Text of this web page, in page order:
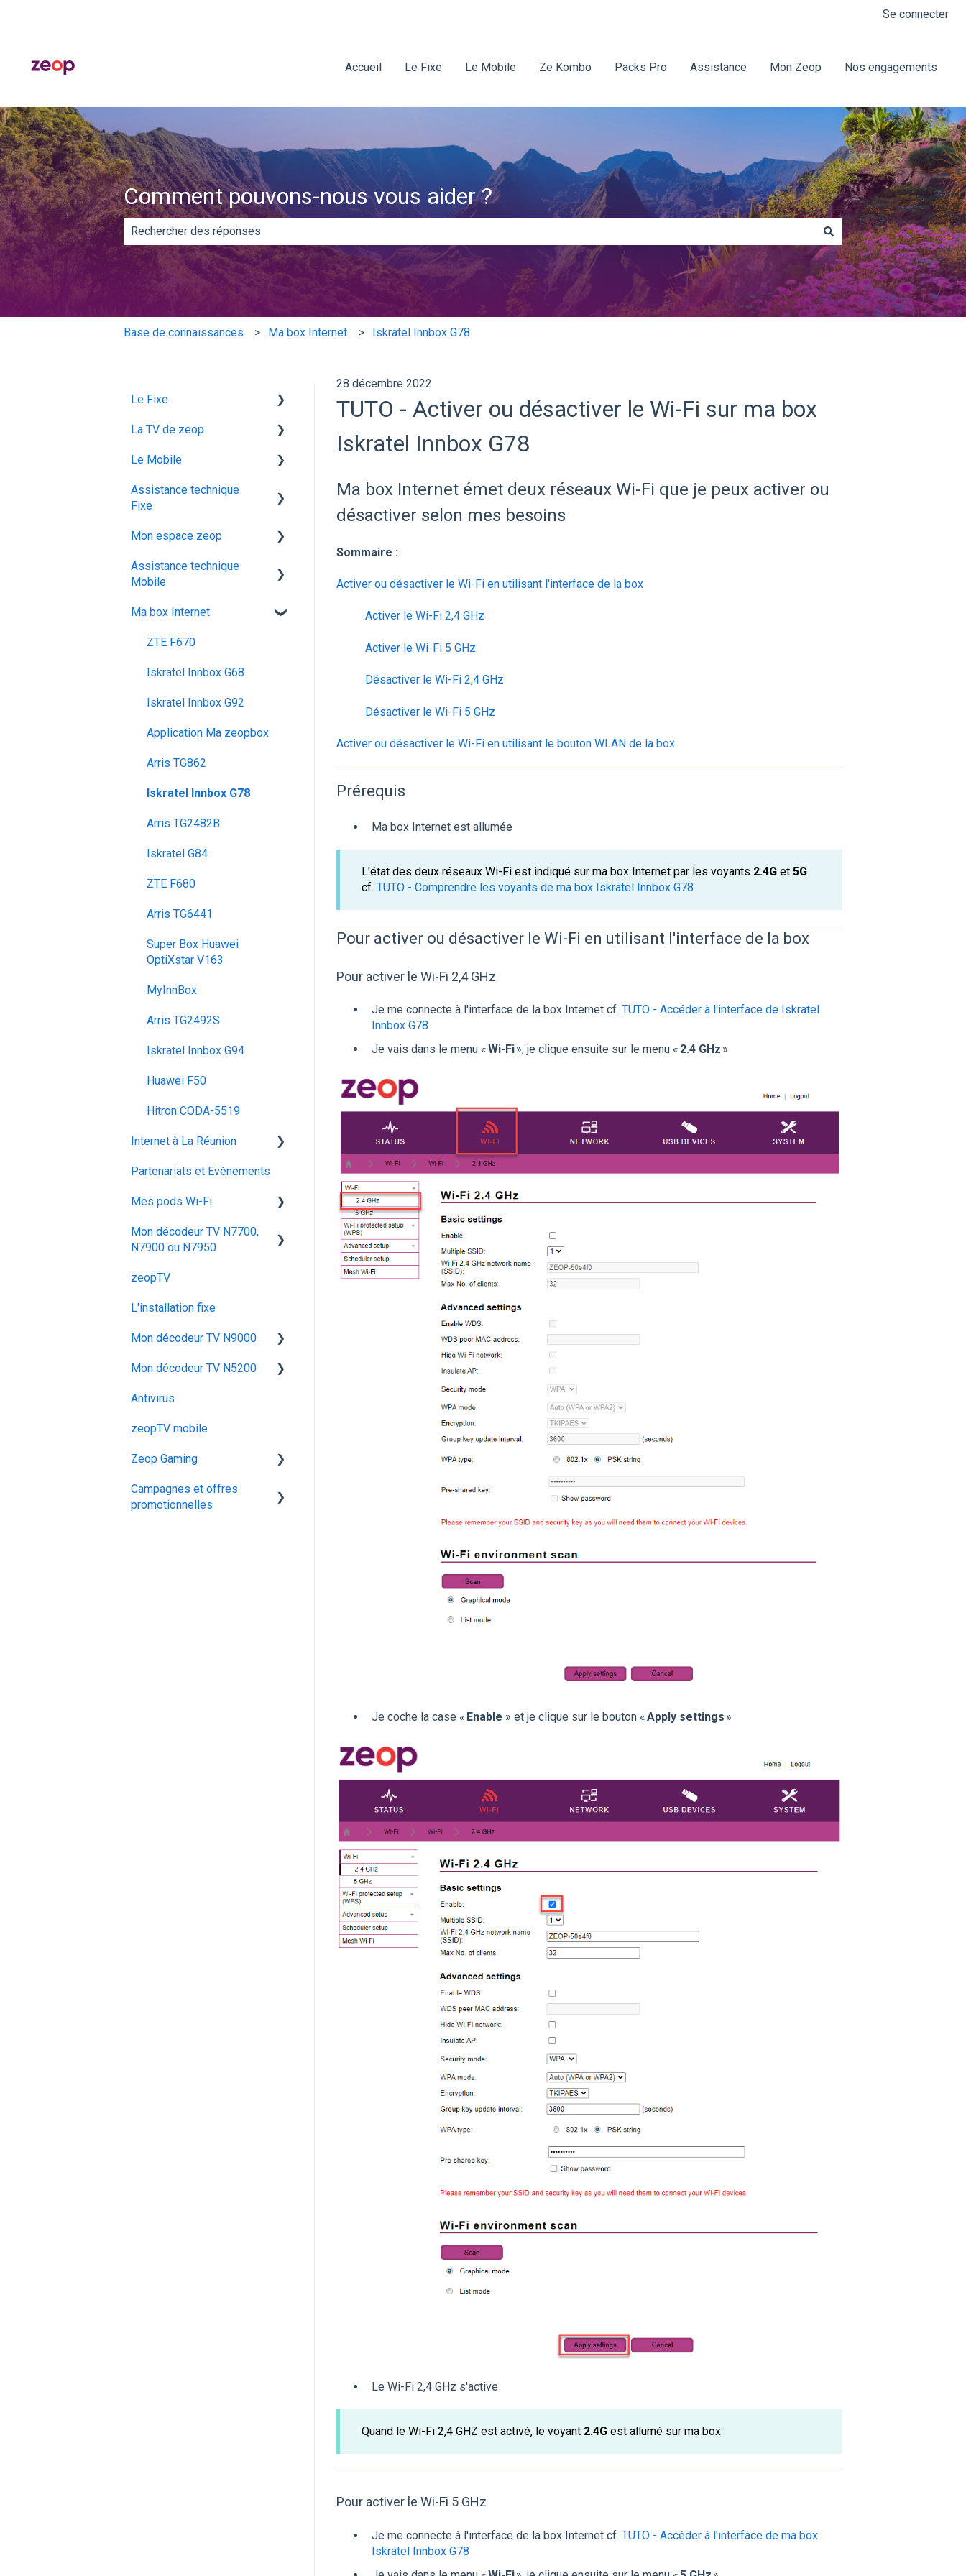
Se connecter
Accueil Le Fixe Le Mobile Ze Kombo Packs Pro Assistance Mon Zeop Nos engagements
Comment pouvons-nous vous aider ?
Il n'y a aucune suggestion car le champ de recherche est vide.
Base de connaissances Ma box Internet Iskratel Innbox G78
28 décembre 2022
TUTO - Activer ou désactiver le Wi-Fi sur ma box
Iskratel Innbox G78
Ma box Internet émet deux réseaux Wi-Fi que je peux activer ou
désactiver selon mes besoins
Sommaire :
Activer ou désactiver le Wi-Fi en utilisant l'interface de la box
Activer le Wi-Fi 2,4 GHz
Activer le Wi-Fi 5 GHz
Désactiver le Wi-Fi 2,4 GHz
Désactiver le Wi-Fi 5 GHz
Activer ou désactiver le Wi-Fi en utilisant le bouton WLAN de la box
Prérequis
Ma box Internet est allumée
L'état des deux réseaux Wi-Fi est indiqué sur ma box Internet par les voyants 2.4Get 5G
cf. TUTO - Comprendre les voyants de ma box Iskratel Innbox G78
Pour activer ou désactiver le Wi-Fi en utilisant l'interface de la box
Pour activer le Wi-Fi 2,4 GHz
Je me connecte à l'interface de la box Internet cf. TUTO - Accéder à l'interface de Iskratel
Innbox G78
Je vais dans le menu «Wi-Fi», je clique ensuite sur le menu « 2.4 GHz »
Je coche la case « Enable » et je clique sur le bouton «Apply settings »
Le Wi-Fi 2,4 GHz s'active
Quand le Wi-Fi 2,4 GHZ est activé, le voyant 2.4G est allumé sur ma box
Pour activer le Wi-Fi 5 GHz
Je me connecte à l'interface de la box Internet cf. TUTO - Accéder à l'interface de ma box
Iskratel Innbox G78
Le Fixe
Facturation
Les services
Gestion email
La TV de zeop
Les bouquets chaines en
Plateforme streaming -
Le Mobile
configuration ios
utiliser la messagerie
Assistance technique
Fixe
recuperation achat vod est
audiodescription aveugle
malvoyant
ocs go
Mon espace zeop
Carte SIM
Assistance technique
Mobile
Les appels
Réseau & internet
SMS / MMS
Ma box Internet
ZTE F670
Iskratel Innbox G68
Iskratel Innbox G92
Application Ma zeopbox
Arris TG862
Iskratel Innbox G78
Arris TG2482B
Iskratel G84
ZTE F680
Arris TG6441
Super Box Huawei
OptiXstar V163
MyInnBox
Arris TG2492S
Iskratel Innbox G94
Huawei F50
Hitron CODA‑5519
Internet à La Réunion
La fibre optique
Partenariats et Evènements
Mes pods Wi-Fi
Huawei OptiXstar K153
Pods
Mon décodeur TV N7700,
N7900 ou N7950
Configurer mon décodeur
TV
zeopTV
L'installation fixe
Mon décodeur TV N9000
Utiliser mon décodeur TV
TV N9000
Configurer mon décodeur
Mon décodeur TV N5200
Configurer mon décodeur
Antivirus
zeopTV mobile
Zeop Gaming
Présentation
Campagnes et offres
promotionnelles